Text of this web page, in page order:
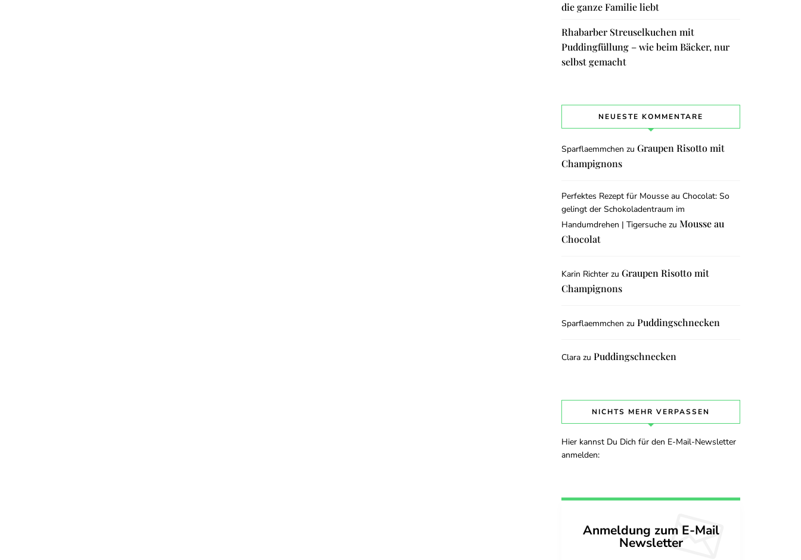
die ganze Familie liebt
Rhabarber Streuselkuchen mit
Puddingfüllung – wie beim Bäcker, nur
selbst gemacht
NEUESTE KOMMENTARE
Sparflaemmchen zu Graupen Risotto mit
Champignons
Perfektes Rezept für Mousse au Chocolat: So
gelingt der Schokoladentraum im
Handumdrehen | Tigersuche zu Mousse au
Chocolat
Karin Richter zu Graupen Risotto mit
Champignons
Sparflaemmchen zu Puddingschnecken
Clara zu Puddingschnecken
NICHTS MEHR VERPASSEN
Hier kannst Du Dich für den E-Mail-Newsletter
anmelden:
Anmeldung zum E-Mail
Newsletter